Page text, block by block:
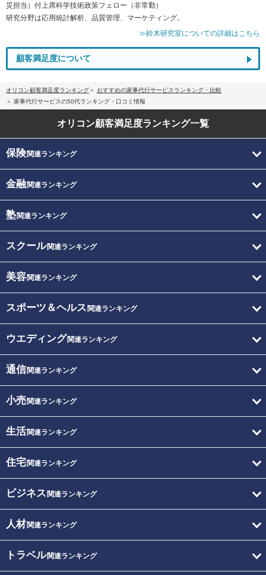
災担当）付上席科学技術政策フェロー（非常勤）
研究分野は応用統計解析、品質管理、マーケティング。
≫鈴木研究室についての詳細はこちら
顧客満足度について
オリコン顧客満足度ランキング
おすすめの家事代行サービスランキング・比較
家事代行サービスの50代ランキング・口コミ情報
オリコン顧客満足度ランキング一覧
保険関連ランキング
金融関連ランキング
塾関連ランキング
スクール関連ランキング
美容関連ランキング
スポーツ＆ヘルス 関連ランキング
ウエディング関連ランキング
通信関連ランキング
小売関連ランキング
生活関連ランキング
住宅関連ランキング
ビジネス 関連ランキング
人材関連ランキング
トラベル関連ランキング